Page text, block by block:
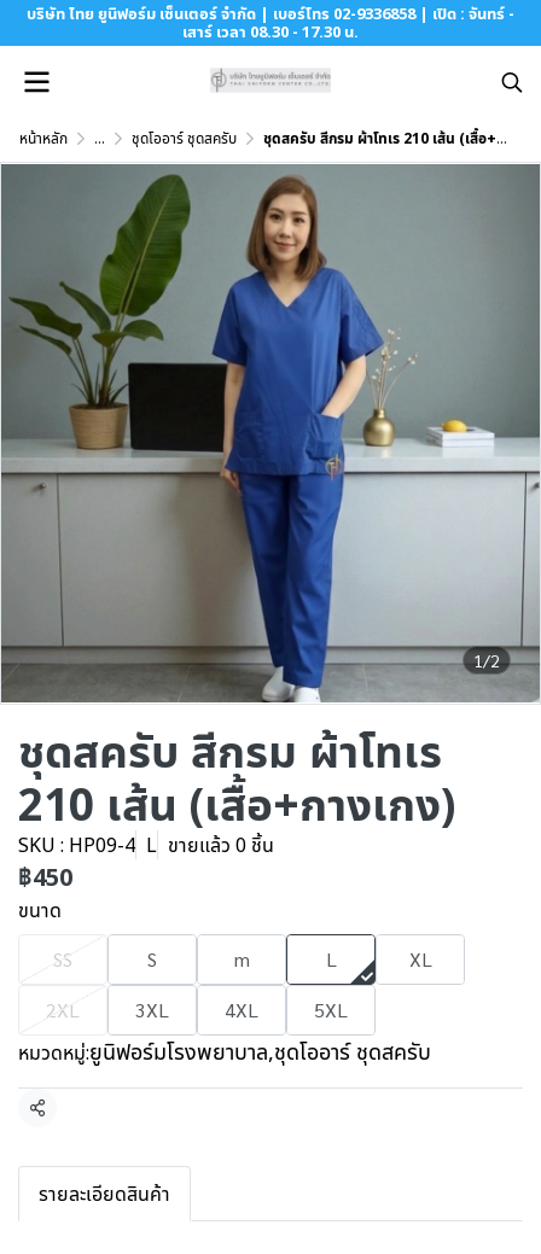
บริษัท ไทย ยูนิฟอร์ม เซ็นเตอร์ จำกัด | เบอร์โทร 02-9336858 | เปิด : จันทร์ -
เสาร์ เวลา 08.30 - 17.30 น.
หน้าหลัก ... ชุดโออาร์ ชุดสครับ ชุดสครับ สีกรม ผ้าโทเร 210 เส้น (เสื้อ+กางเกง)
1/2
ชุดสครับ สีกรม ผ้าโทเร
210 เส้น (เสื้อ+กางเกง)
SKU : HP09-4 L ขายแล้ว 0 ชิ้น
฿450
ขนาด
SS S m L
XL
2XL
3XL 4XL 5XL
หมวดหมู่:ยูนิฟอร์มโรงพยาบาล,ชุดโออาร์ ชุดสครับ
แชร์
รายละเอียดสินค้า